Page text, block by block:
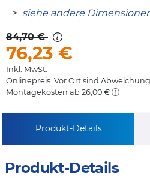
> siehe andere
84,70 €
76,23 €
Inkl. MwSt.
Onlinepreis. Vor Ort sind
Montagekosten ab 26,00 €
Produkt-Details
Produkt-Details